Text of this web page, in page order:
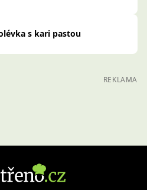
s kari pastou
REKLAMA